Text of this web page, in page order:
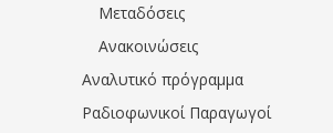
Μεταδόσεις
Ανακοινώσεις
Αναλυτικό πρόγραμμα
Ραδιοφωνικοί Παραγωγοί